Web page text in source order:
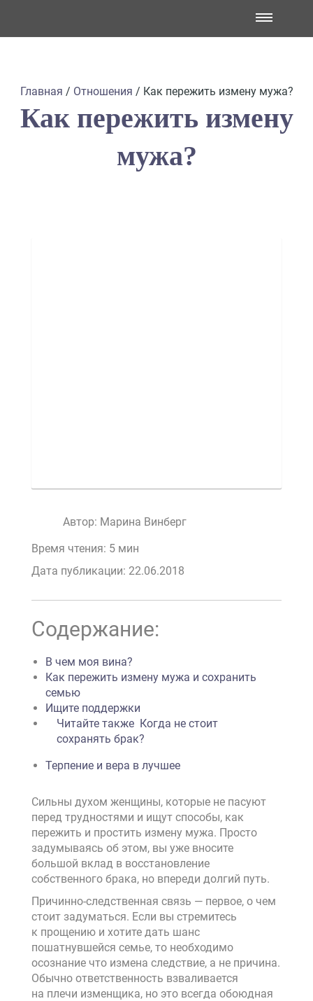
Главная / Отношения / Как пережить измену мужа?
Как пережить измену
мужа?
Автор: Марина Винберг
Время чтения: 5 мин
Дата публикации: 22.06.2018
Содержание:
В чем моя вина?
Как пережить измену мужа и сохранить
семью
Ищите поддержки
Читайте также Когда не стоит
сохранять брак?
Терпение и вера в лучшее
Сильны духом женщины, которые не пасуют
перед трудностями и ищут способы, как
пережить и простить измену мужа. Просто
задумываясь об этом, вы уже вносите
большой вклад в восстановление
собственного брака, но впереди долгий путь.
Причинно-следственная связь — первое, о чем
стоит задуматься. Если вы стремитесь
к прощению и хотите дать шанс
пошатнувшейся семье, то необходимо
осознание что измена следствие, а не причина.
Обычно ответственность взваливается
на плечи изменщика, но это всегда обоюдная